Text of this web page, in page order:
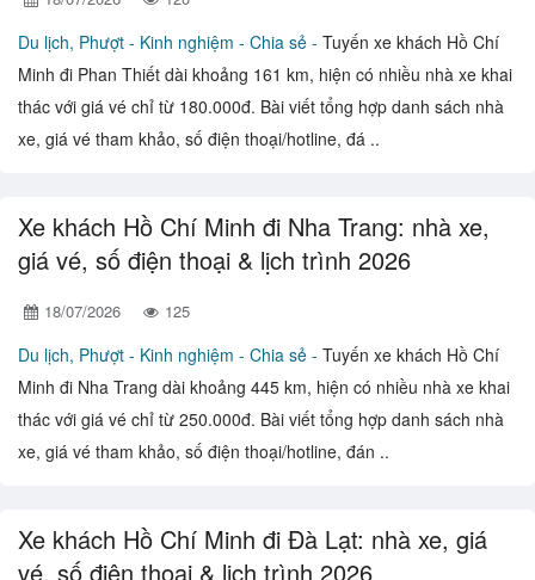
Du lịch, Phượt - Kinh nghiệm - Chia sẻ - Tuyến xe khách Hồ Chí
Minh đi Phan Thiết dài khoảng 161 km, hiện có nhiều nhà xe khai
thác với giá vé chỉ từ 180.000đ. Bài viết tổng hợp danh sách nhà
xe, giá vé tham khảo, số điện thoại/hotline, đá ..
Xe khách Hồ Chí Minh đi Nha Trang: nhà xe,
giá vé, số điện thoại & lịch trình 2026
18/07/2026 125
Du lịch, Phượt - Kinh nghiệm - Chia sẻ - Tuyến xe khách Hồ Chí
Minh đi Nha Trang dài khoảng 445 km, hiện có nhiều nhà xe khai
thác với giá vé chỉ từ 250.000đ. Bài viết tổng hợp danh sách nhà
xe, giá vé tham khảo, số điện thoại/hotline, đán ..
Xe khách Hồ Chí Minh đi Đà Lạt: nhà xe, giá
vé, số điện thoại & lịch trình 2026